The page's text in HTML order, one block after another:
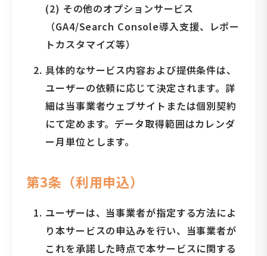
(2) その他のオプションサービス
（GA4/Search Console導入支援、レポー
トカスタマイズ等）
具体的なサービス内容および提供条件は、
ユーザーの依頼に応じて決定されます。詳
細は当事業者ウェブサイトまたは個別契約
にて定めます。データ取得範囲はカレンダ
ー月単位とします。
第3条（利用申込）
ユーザーは、当事業者が指定する方法によ
り本サービスの申込みを行い、当事業者が
これを承諾した時点で本サービスに関する